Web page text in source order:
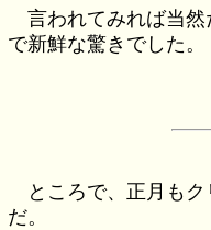
言われてみれば当
で新鮮な驚きでした。
ところで、正月も
だ。